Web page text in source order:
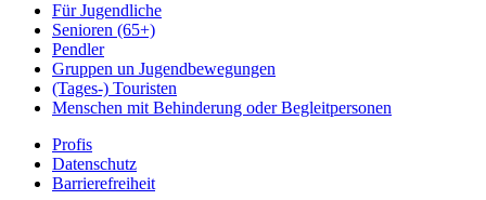
Für Jugendliche
Senioren (65+)
Pendler
Gruppen un Jugendbewegungen
(Tages-) Touristen
Menschen mit Behinderung oder Begleitpersonen
Profis
Datenschutz
Barrierefreiheit